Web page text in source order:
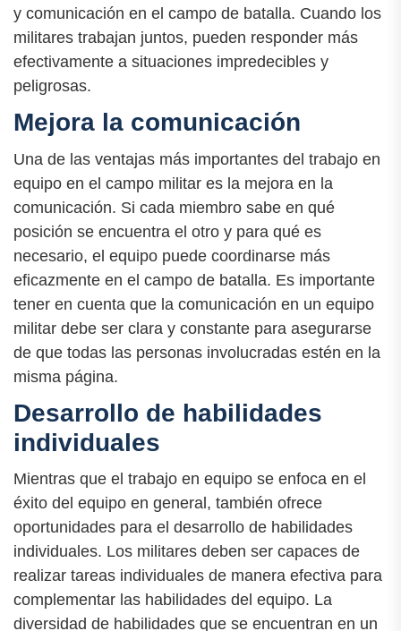
y comunicación en el campo de batalla. Cuando los
militares trabajan juntos, pueden responder más
efectivamente a situaciones impredecibles y
peligrosas.
Mejora la comunicación
Una de las ventajas más importantes del trabajo en
equipo en el campo militar es la mejora en la
comunicación. Si cada miembro sabe en qué
posición se encuentra el otro y para qué es
necesario, el equipo puede coordinarse más
eficazmente en el campo de batalla. Es importante
tener en cuenta que la comunicación en un equipo
militar debe ser clara y constante para asegurarse
de que todas las personas involucradas estén en la
misma página.
Desarrollo de habilidades
individuales
Mientras que el trabajo en equipo se enfoca en el
éxito del equipo en general, también ofrece
oportunidades para el desarrollo de habilidades
individuales. Los militares deben ser capaces de
realizar tareas individuales de manera efectiva para
complementar las habilidades del equipo. La
diversidad de habilidades que se encuentran en un